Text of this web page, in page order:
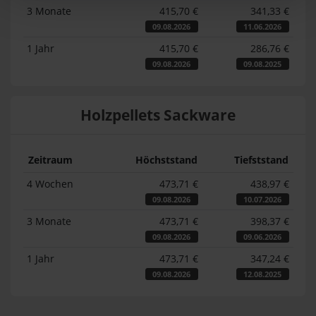
3 Monate 415,70 €
09.08.2026
341,33 €
11.06.2026
1 Jahr 415,70 €
09.08.2026
286,76 €
09.08.2025
Holzpellets Sackware
Zeitraum Höchststand
Tiefststand
4 Wochen
473,71 €
09.08.2026
438,97 €
10.07.2026
3 Monate 473,71 €
09.08.2026
398,37 €
09.06.2026
1 Jahr 473,71 €
09.08.2026
347,24 €
12.08.2025